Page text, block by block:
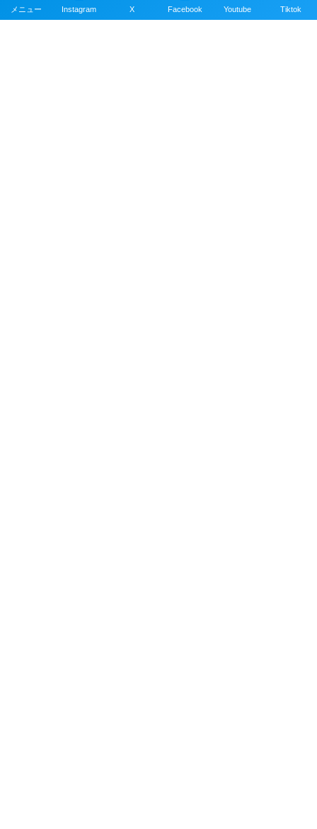
料で提供しています。写真素材は商用利用も可能
です。
メニュー Instagram X Facebook Youtube Tiktok